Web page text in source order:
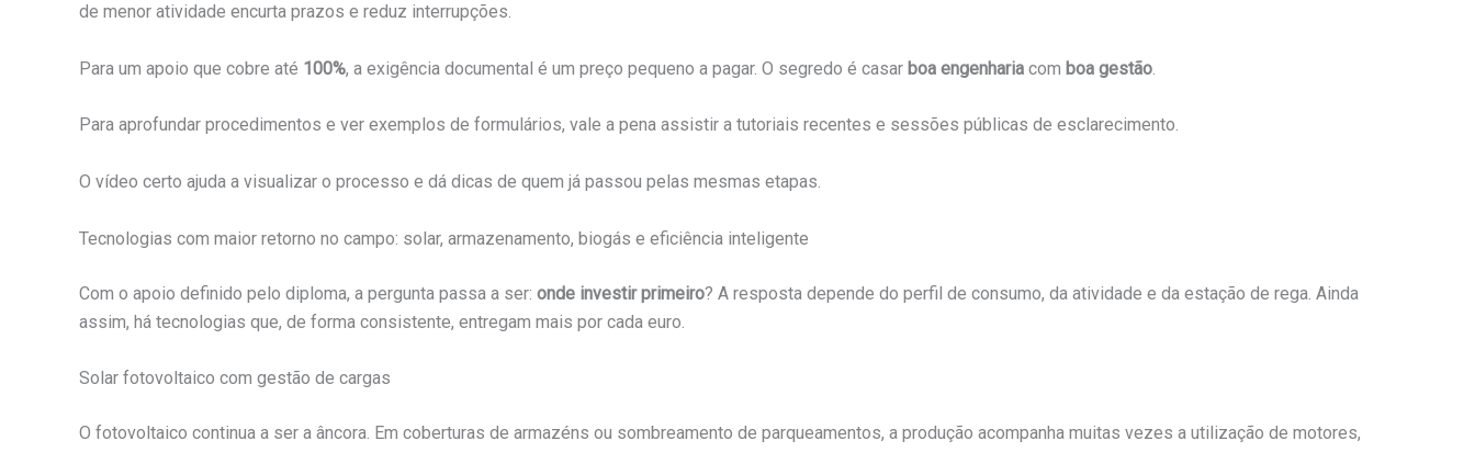
de menor atividade encurta prazos e reduz interrupções.
Para um apoio que cobre até 100%, a exigência documental é um preço pequeno a pagar. O segredo é casar boa engenharia com boa gestão.
Para aprofundar procedimentos e ver exemplos de formulários, vale a pena assistir a tutoriais recentes e sessões públicas de esclarecimento.
O vídeo certo ajuda a visualizar o processo e dá dicas de quem já passou pelas mesmas etapas.
Tecnologias com maior retorno no campo: solar, armazenamento, biogás e eficiência inteligente
Com o apoio definido pelo diploma, a pergunta passa a ser: onde investir primeiro? A resposta depende do perfil de consumo, da atividade e da estação de rega. Ainda
assim, há tecnologias que, de forma consistente, entregam mais por cada euro.
Solar fotovoltaico com gestão de cargas
O fotovoltaico continua a ser a âncora. Em coberturas de armazéns ou sombreamento de parqueamentos, a produção acompanha muitas vezes a utilização de motores,